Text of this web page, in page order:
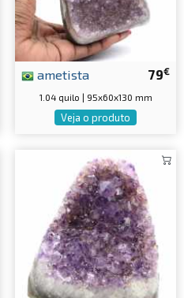
79€
ametista
1.04 quilo | 95x60x130 mm
Veja o produto